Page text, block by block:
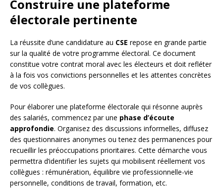
Construire une plateforme
électorale pertinente
La réussite d’une candidature au CSE repose en grande partie
sur la qualité de votre programme électoral. Ce document
constitue votre contrat moral avec les électeurs et doit refléter
à la fois vos convictions personnelles et les attentes concrètes
de vos collègues.
Pour élaborer une plateforme électorale qui résonne auprès
des salariés, commencez par une phase d’écoute
approfondie. Organisez des discussions informelles, diffusez
des questionnaires anonymes ou tenez des permanences pour
recueillir les préoccupations prioritaires. Cette démarche vous
permettra d’identifier les sujets qui mobilisent réellement vos
collègues : rémunération, équilibre vie professionnelle-vie
personnelle, conditions de travail, formation, etc.